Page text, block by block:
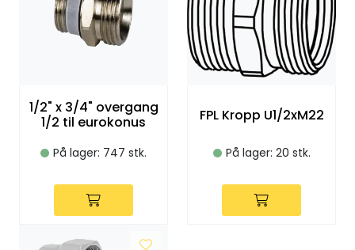
1/2" x 3/4" overgang
1/2 til eurokonus
På lager: 747 stk.
FPL Kropp U1/2xM22
På lager: 20 stk.
Elektrokjeler
Utleieverktøy
Vekslere